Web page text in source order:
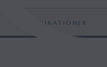
SPECIFIKATIONER